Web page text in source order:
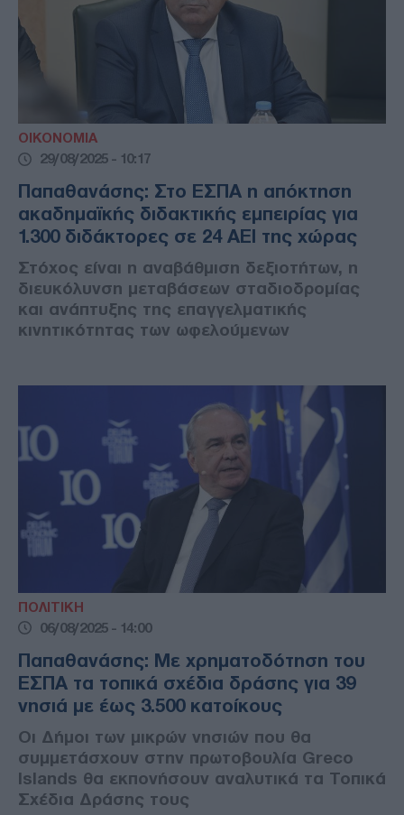
ΟΙΚΟΝΟΜΙΑ
29/08/2025 - 10:17
Παπαθανάσης: Στο ΕΣΠΑ η απόκτηση
ακαδημαϊκής διδακτικής εμπειρίας για
1.300 διδάκτορες σε 24 ΑΕΙ της χώρας
Στόχος είναι η αναβάθμιση δεξιοτήτων, η
διευκόλυνση μεταβάσεων σταδιοδρομίας
και ανάπτυξης της επαγγελματικής
κινητικότητας των ωφελούμενων
ΠΟΛΙΤΙΚΗ
06/08/2025 - 14:00
Παπαθανάσης: Με χρηματοδότηση του
ΕΣΠΑ τα τοπικά σχέδια δράσης για 39
νησιά με έως 3.500 κατοίκους
Οι Δήμοι των μικρών νησιών που θα
συμμετάσχουν στην πρωτοβουλία Greco
Islands θα εκπονήσουν αναλυτικά τα Τοπικά
Σχέδια Δράσης τους